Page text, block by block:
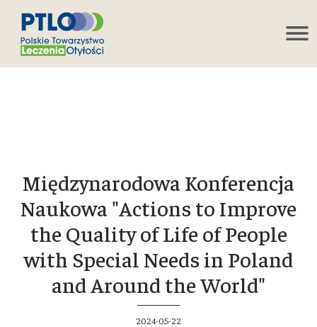
Międzynarodowa Konferencja
Naukowa "Actions to Improve
the Quality of Life of People
with Special Needs in Poland
and Around the World"
2024-05-22